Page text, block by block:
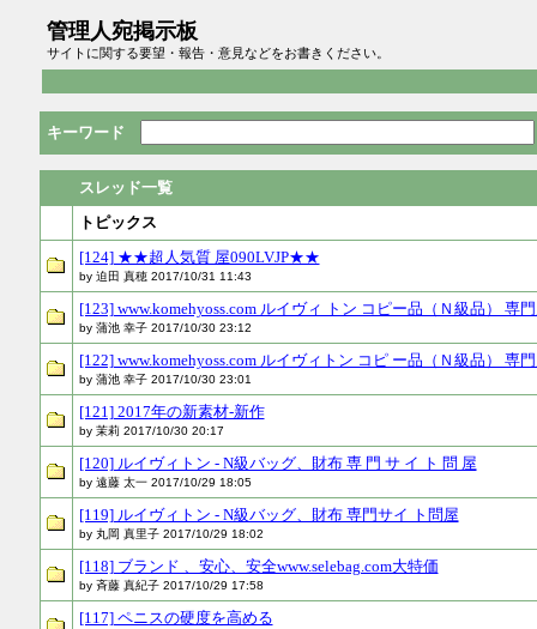
管理人宛掲示板
サイトに関する要望・報告・意見などをお書きください。
キーワード
スレッド一覧
トピックス
[124] ★★超人気質 屋090LVJP★★
by 迫田 真穂 2017/10/31 11:43
[123] www.komehyoss.com ルイヴィ トン コピー品（Ｎ級品） 専
by 蒲池 幸子 2017/10/30 23:12
[122] www.komehyoss.com ルイヴィトン コピ ー品（Ｎ級品） 専
by 蒲池 幸子 2017/10/30 23:01
[121] 2017年の新素材-新作
by 茉莉 2017/10/30 20:17
[120] ルイヴィトン - N級バッグ、財布 専 門 サ イ ト 問 屋
by 遠藤 太一 2017/10/29 18:05
[119] ルイヴィトン - N級バッグ、財布 専門サイ ト問屋
by 丸岡 真里子 2017/10/29 18:02
[118] ブランド 、安心、安全www.selebag.com大特価
by 斉藤 真紀子 2017/10/29 17:58
[117] ペニスの硬度を高める